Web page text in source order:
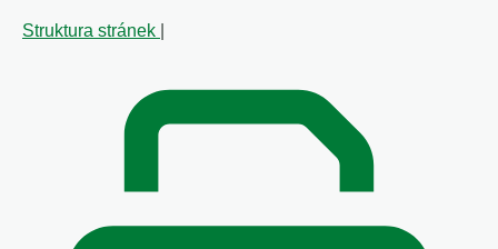
Struktura stránek